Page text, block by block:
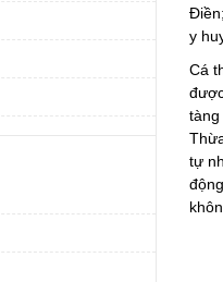
y
Cá
tự